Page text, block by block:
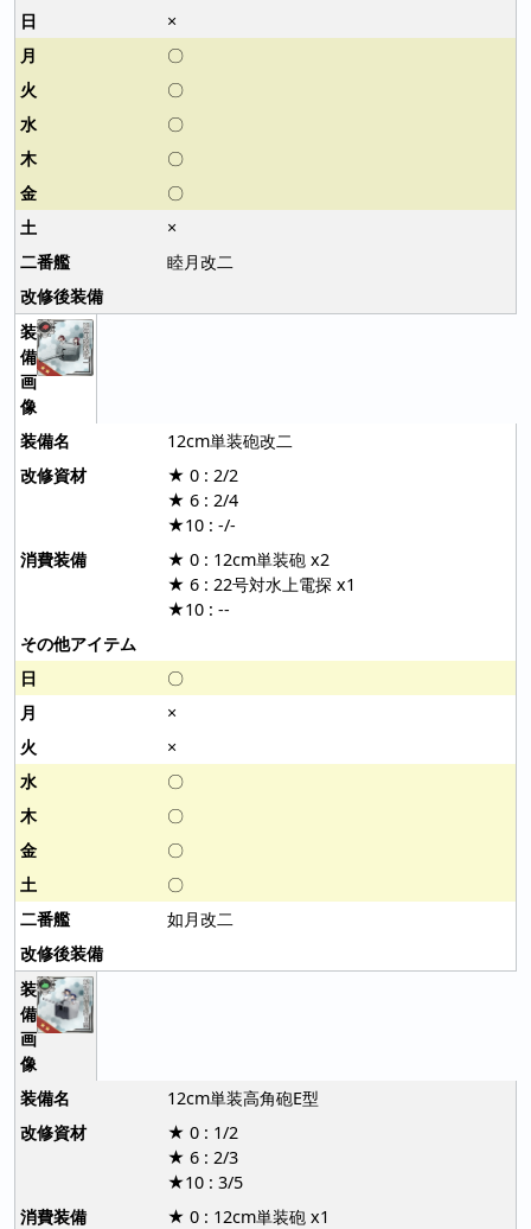
×
〇
〇
〇
〇
〇
×
睦月改二
12cm単装砲改二
★ 0 : 2/2
★ 6 : 2/4
★10 : -/-
★ 0 : 12cm単装砲 x2
★ 6 : 22号対水上電探 x1
★10 : --
〇
×
×
〇
〇
〇
〇
如月改二
12cm単装高角砲E型
★ 0 : 1/2
★ 6 : 2/3
★10 : 3/5
★ 0 : 12cm単装砲 x1